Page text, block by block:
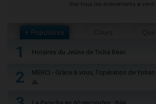
Voir tous les événements à venir
+ Populaires
1 Horaires du Jeûne de Ticha Béav
2
MERCI - Grâce à vous, l'opération de
🙏